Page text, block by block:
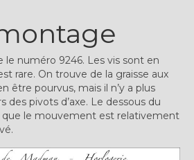
numéro 9246. Les vis sont en
rare. On trouve de la graisse aux
être pourvus, mais il n’y a plus
des pivots d’axe. Le dessous du
que le mouvement est relativement